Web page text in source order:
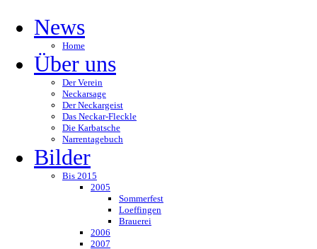
News
Home
Über uns
Der Verein
Neckarsage
Der Neckargeist
Das Neckar-Fleckle
Die Karbatsche
Narrentagebuch
Bilder
Bis 2015
2005
Sommerfest
Loeffingen
Brauerei
2006
2007